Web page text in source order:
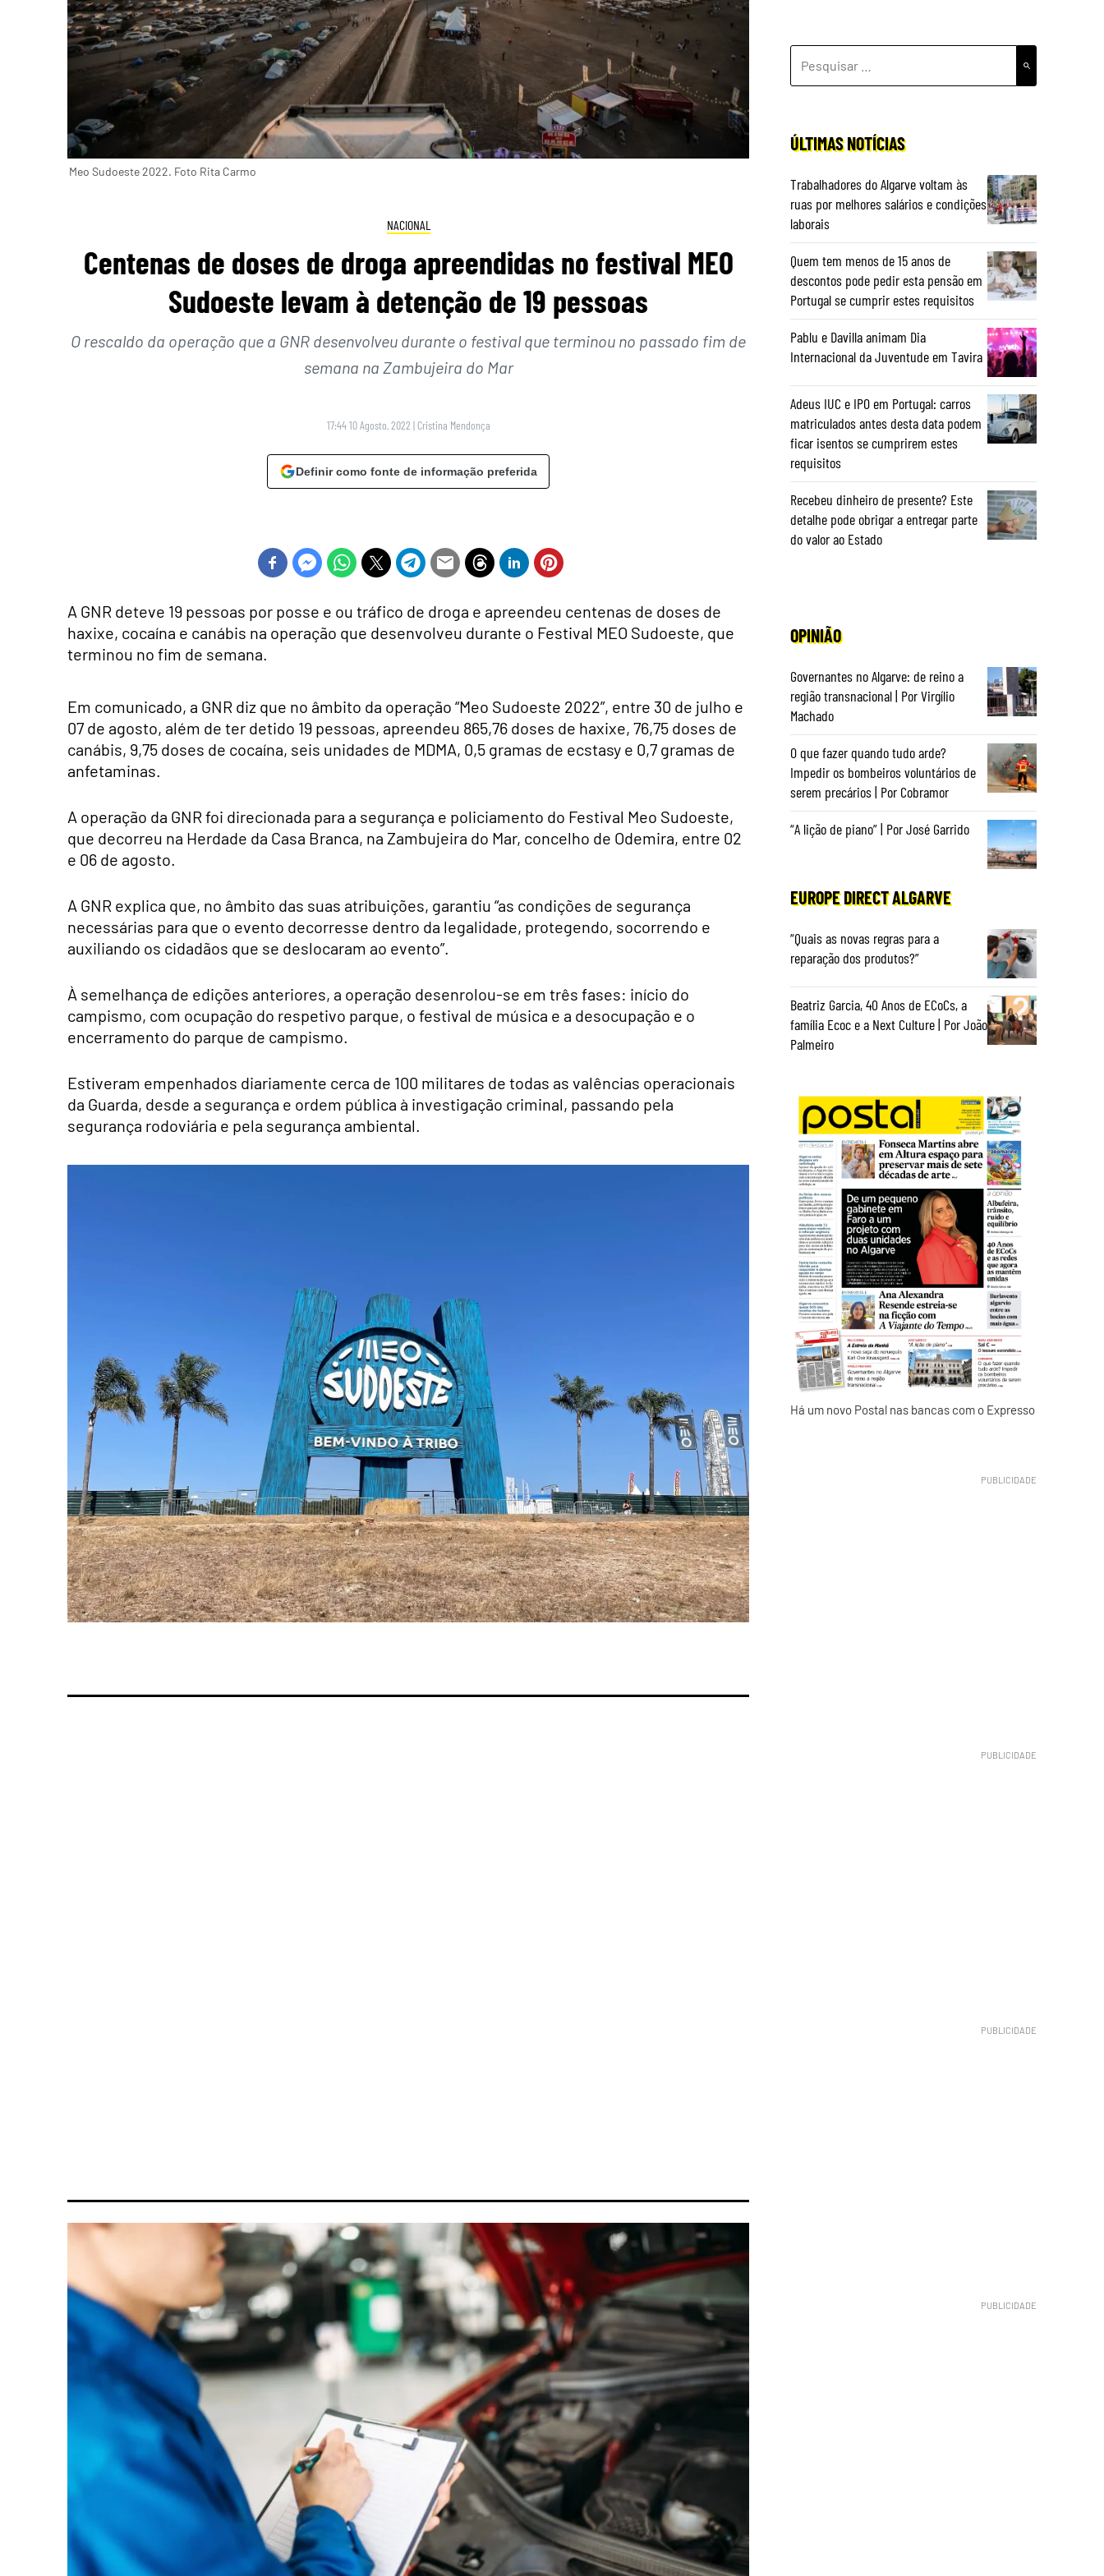
Meo Sudoeste 2022. Foto Rita Carmo
NACIONAL
Centenas de doses de droga apreendidas no festival MEO
Sudoeste levam à detenção de 19 pessoas
O rescaldo da operação que a GNR desenvolveu durante o festival que terminou no passado fim de
semana na Zambujeira do Mar
17:44 10 Agosto, 2022 | Cristina Mendonça
Definir como fonte de informação preferida
A GNR deteve 19 pessoas por posse e ou tráfico de droga e apreendeu centenas de doses de
haxixe, cocaína e canábis na operação que desenvolveu durante o Festival MEO Sudoeste, que
terminou no fim de semana.
Em comunicado, a GNR diz que no âmbito da operação “Meo Sudoeste 2022”, entre 30 de julho e
07 de agosto, além de ter detido 19 pessoas, apreendeu 865,76 doses de haxixe, 76,75 doses de
canábis, 9,75 doses de cocaína, seis unidades de MDMA, 0,5 gramas de ecstasy e 0,7 gramas de
anfetaminas.
A operação da GNR foi direcionada para a segurança e policiamento do Festival Meo Sudoeste,
que decorreu na Herdade da Casa Branca, na Zambujeira do Mar, concelho de Odemira, entre 02
e 06 de agosto.
A GNR explica que, no âmbito das suas atribuições, garantiu “as condições de segurança
necessárias para que o evento decorresse dentro da legalidade, protegendo, socorrendo e
auxiliando os cidadãos que se deslocaram ao evento”.
À semelhança de edições anteriores, a operação desenrolou-se em três fases: início do
campismo, com ocupação do respetivo parque, o festival de música e a desocupação e o
encerramento do parque de campismo.
Estiveram empenhados diariamente cerca de 100 militares de todas as valências operacionais
da Guarda, desde a segurança e ordem pública à investigação criminal, passando pela
segurança rodoviária e pela segurança ambiental.
POR:
ÚLTIMAS NOTÍCIAS
Trabalhadores do Algarve voltam às
ruas por melhores salários e condições
laborais
Quem tem menos de 15 anos de
descontos pode pedir esta pensão em
Portugal se cumprir estes requisitos
Pablu e Davilla animam Dia
Internacional da Juventude em Tavira
Adeus IUC e IPO em Portugal: carros
matriculados antes desta data podem
ficar isentos se cumprirem estes
requisitos
Recebeu dinheiro de presente? Este
detalhe pode obrigar a entregar parte
do valor ao Estado
OPINIÃO
Governantes no Algarve: de reino a
região transnacional | Por Virgílio
Machado
O que fazer quando tudo arde?
Impedir os bombeiros voluntários de
serem precários | Por Cobramor
“A lição de piano” | Por José Garrido
EUROPE DIRECT ALGARVE
“Quais as novas regras para a
reparação dos produtos?”
Beatriz Garcia, 40 Anos de ECoCs, a
família Ecoc e a Next Culture | Por João
Palmeiro
Há um novo Postal nas bancas com o Expresso